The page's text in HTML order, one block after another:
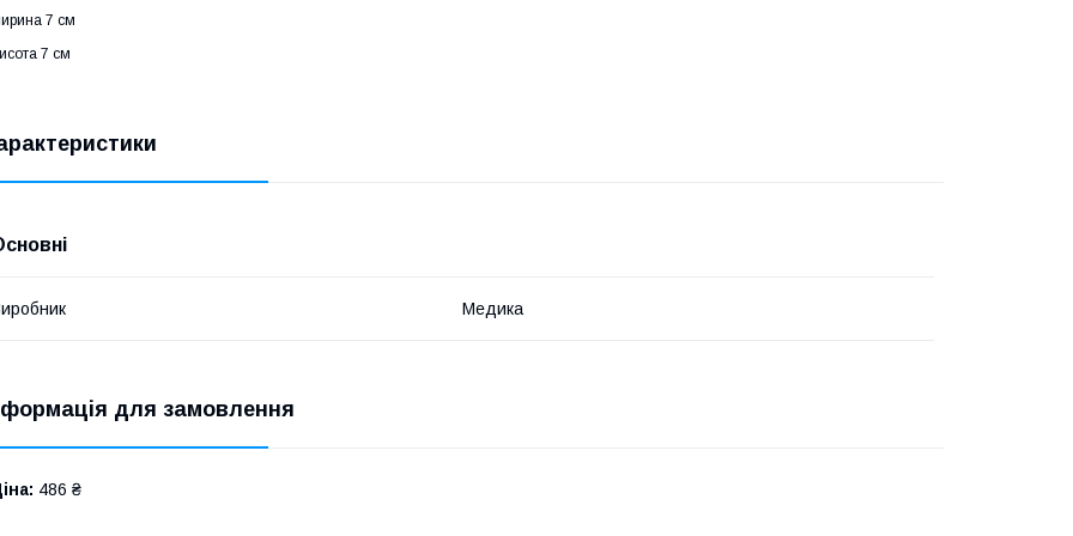
7 см
7 см
Медика
для замовлення
486 ₴